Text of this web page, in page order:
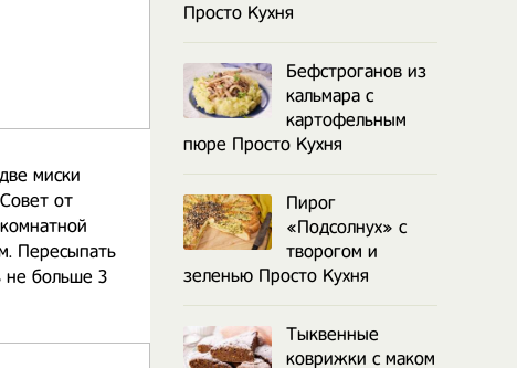
миски
от
Пересыпать
не больше 3
Просто Кухня
Бефстроганов из
кальмара с
картофельным
пюре Просто Кухня
Пирог
«Подсолнух» с
творогом и
зеленью Просто Кухня
Тыквенные
коврижки с маком